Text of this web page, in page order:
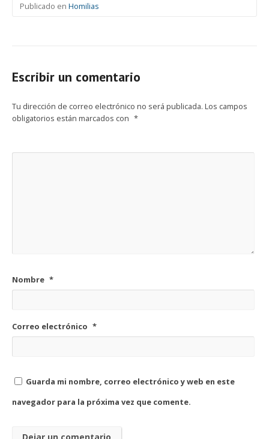
Publicado en Homilias
Escribir un comentario
Tu dirección de correo electrónico no será publicada. Los campos
obligatorios están marcados con *
Nombre *
Correo electrónico *
Guarda mi nombre, correo electrónico y web en este
navegador para la próxima vez que comente.